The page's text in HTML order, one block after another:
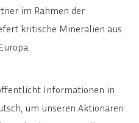
im Rahmen der
kritische Mineralien aus
Informationen in
um unseren Aktionären